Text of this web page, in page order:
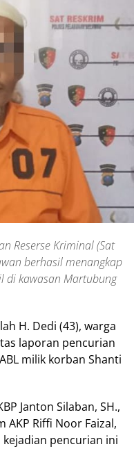
Reserse Kriminal (Sat
berhasil menangkap
di kawasan Martubung
H. Dedi (43), warga
laporan pencurian
milik korban Shanti
Janton Silaban, SH.,
AKP Riffi Noor Faizal,
kejadian pencurian ini